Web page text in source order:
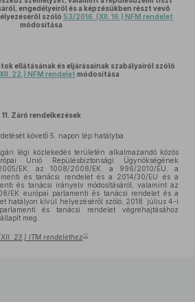
engedélyeiről és a képzésükben részt vevő
szóló 53/2016. (XII. 16.) NFM rendelet
módosítása
ellátásának és eljárásainak szabályairól szóló
22.) NFM rendelet módosítása
11. Záró rendelkezések
követő 5. napon lép hatályba.
légi közlekedés területén alkalmazandó közös
Unió Repülésbiztonsági Ügynökségének
EK, az 1008/2008/EK, a 996/2010/EU, a
és tanácsi rendelet és a 2014/30/EU és a
és tanácsi irányelv módosításáról, valamint az
EK európai parlamenti és tanácsi rendelet és a
hatályon kívül helyezéséről szóló, 2018. július 4-i
és tanácsi rendelet végrehajtásához
meg.
23.) ITM rendelethez12